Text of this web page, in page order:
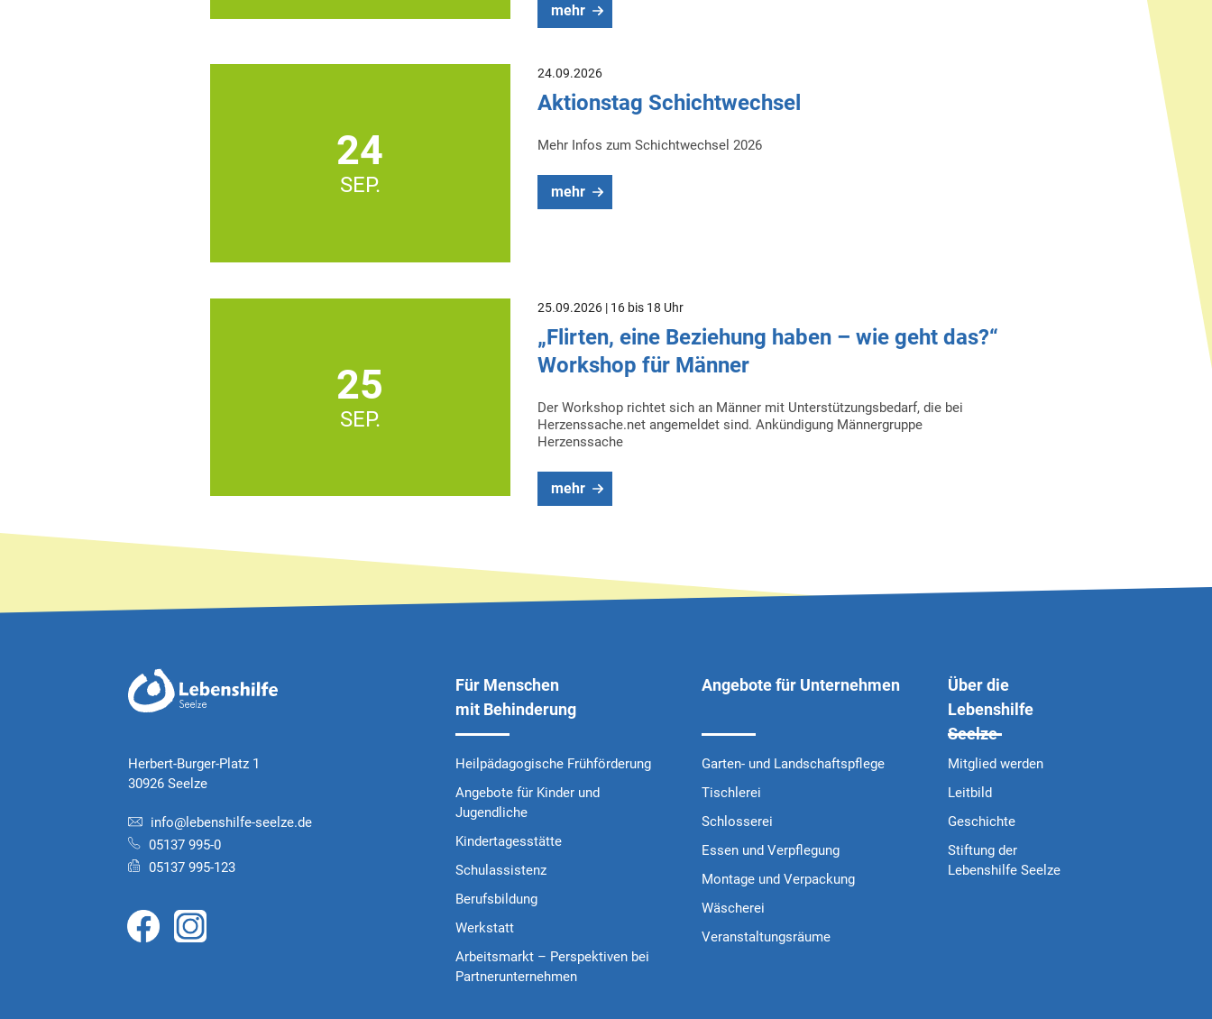
mehr
24
SEP.
24.09.2026
Aktionstag Schichtwechsel
Mehr Infos zum Schichtwechsel 2026
mehr
25
SEP.
25.09.2026 | 16 bis 18 Uhr
„Flirten, eine Beziehung haben – wie geht das?“
Workshop für Männer
Der Workshop richtet sich an Männer mit Unterstützungsbedarf, die bei
Herzenssache.net angemeldet sind. Ankündigung Männergruppe
Herzenssache
mehr
Herbert-Burger-Platz 1
30926 Seelze
info@lebenshilfe-seelze.de
05137 995-0
05137 995-123
Für Menschen
mit Behinderung
Heilpädagogische Frühförderung
Angebote für Kinder und
Jugendliche
Kindertagesstätte
Schulassistenz
Berufsbildung
Werkstatt
Arbeitsmarkt – Perspektiven bei
Partnerunternehmen
Angebote für Unternehmen
Garten- und Landschaftspflege
Tischlerei
Schlosserei
Essen und Verpflegung
Montage und Verpackung
Wäscherei
Veranstaltungsräume
Über die
Lebenshilfe
Seelze
Mitglied werden
Leitbild
Geschichte
Stiftung der
Lebenshilfe Seelze